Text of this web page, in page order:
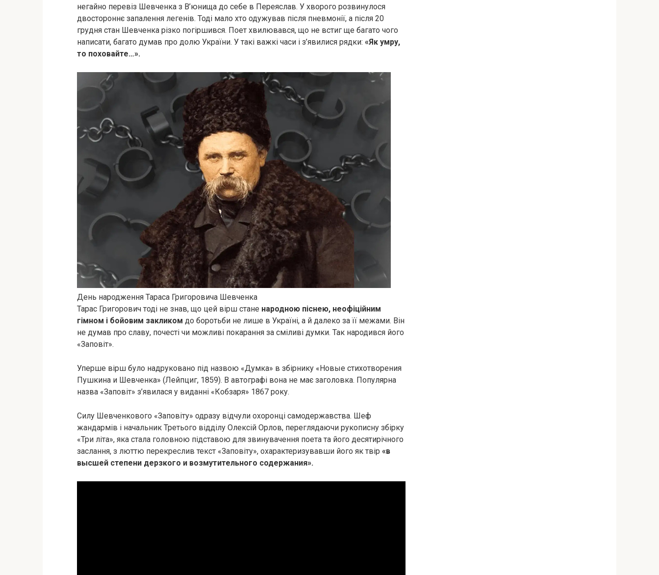
негайно перевіз Шевченка з В’юнища до себе в Переяслав. У хворого розвинулося
двостороннє запалення легенів. Тоді мало хто одужував після пневмонії, а після 20
грудня стан Шевченка різко погіршився. Поет хвилювався, що не встиг ще багато чого
написати, багато думав про долю України. У такі важкі часи і з’явилися рядки: «Як умру,
то поховайте…».
День народження Тараса Григоровича Шевченка
Тарас Григорович тоді не знав, що цей вірш стане народною піснею, неофіційним
гімном і бойовим закликом до боротьби не лише в Україні, а й далеко за її межами. Він
не думав про славу, почесті чи можливі покарання за сміливі думки. Так народився його
«Заповіт».
Уперше вірш було надруковано під назвою «Думка» в збірнику «Новые стихотворения
Пушкина и Шевченка» (Лейпциг, 1859). В автографі вона не має заголовка. Популярна
назва «Заповіт» з’явилася у виданні «Кобзаря» 1867 року.
Силу Шевченкового «Заповіту» одразу відчули охоронці самодержавства. Шеф
жандармів і начальник Третього відділу Олексій Орлов, переглядаючи рукописну збірку
«Три літа», яка стала головною підставою для звинувачення поета та його десятирічного
заслання, з люттю перекреслив текст «Заповіту», охарактеризувавши його як твір «в
высшей степени дерзкого и возмутительного содержания».